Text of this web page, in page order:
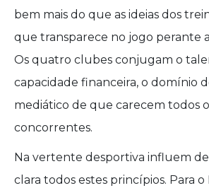
bem mais do que as ideias dos
que transparece no jogo perante
Os quatro clubes conjugam o
capacidade financeira, o domínio
mediático de que carecem todos
concorrentes.
Na vertente desportiva influem
clara todos estes princípios. Para o